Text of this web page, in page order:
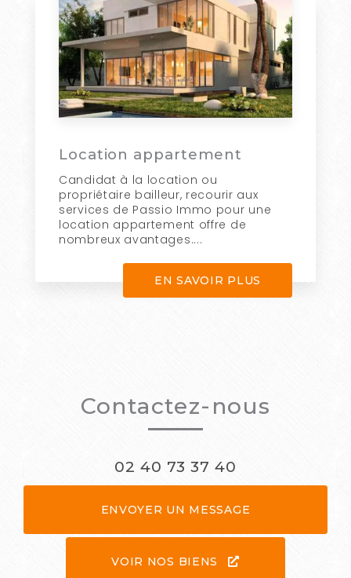
Location appartement
Candidat à la location ou
propriétaire bailleur, recourir aux
services de Passio Immo pour une
location appartement offre de
nombreux avantages....
EN SAVOIR PLUS
Contactez-nous
02 40 73 37 40
ENVOYER UN MESSAGE
VOIR NOS BIENS